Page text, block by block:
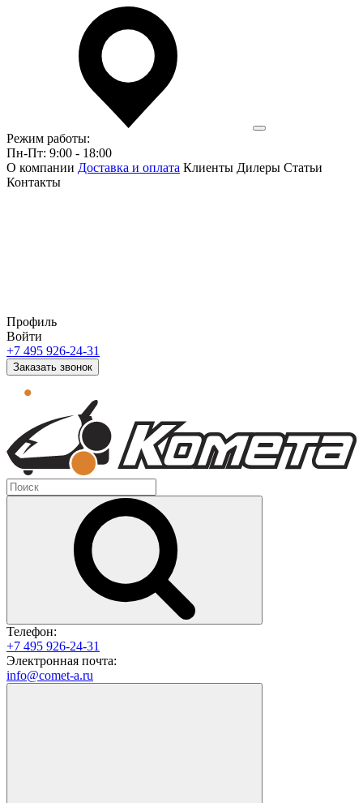
Режим работы:
Пн-Пт: 9:00 - 18:00
О компании Доставка и оплата Клиенты Дилеры Статьи
Контакты
Профиль
Войти
+7 495 926-24-31
Заказать звонок
Телефон:
+7 495 926-24-31
Электронная почта:
info@comet-a.ru